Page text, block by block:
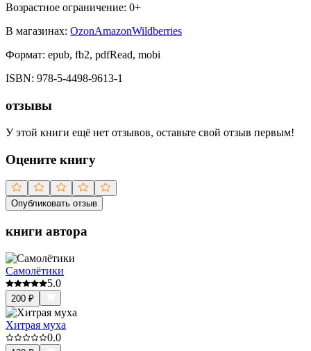
Возрастное ограничение: 0+
В магазинах: OzonAmazonWildberries
Формат: epub, fb2, pdfRead, mobi
ISBN: 978-5-4498-9613-1
отзывы
У этой книги ещё нет отзывов, оставьте свой отзыв первым!
Оцените книгу
Опубликовать отзыв
книги автора
Самолётики
5.0
200 ₽
Хитрая муха
0.0